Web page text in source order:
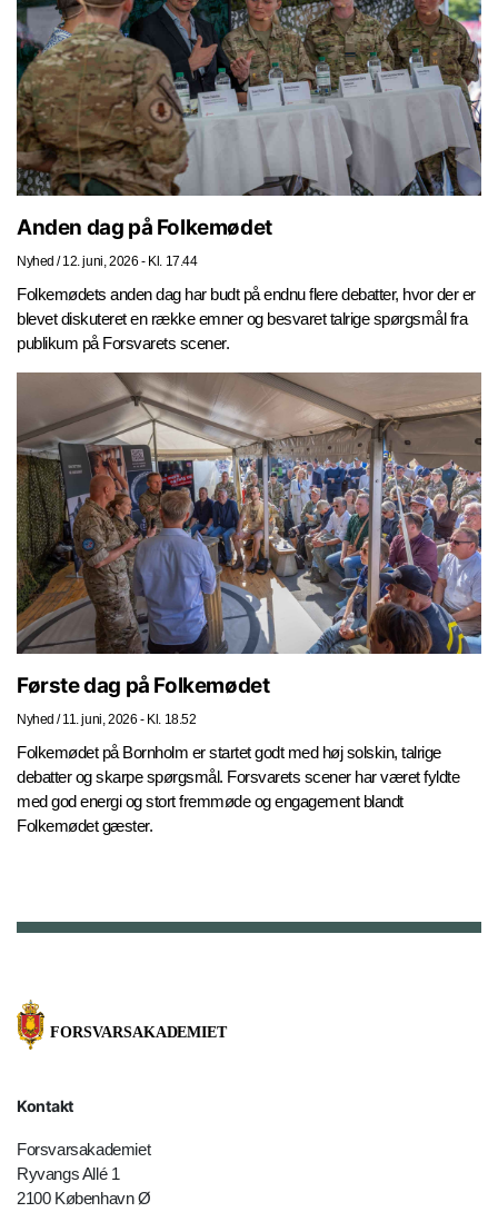
Anden dag på Folkemødet
Nyhed / 12. juni, 2026 - Kl. 17.44
Folkemødets anden dag har budt på endnu flere debatter, hvor der er
blevet diskuteret en række emner og besvaret talrige spørgsmål fra
publikum på Forsvarets scener.
Første dag på Folkemødet
Nyhed / 11. juni, 2026 - Kl. 18.52
Folkemødet på Bornholm er startet godt med høj solskin, talrige
debatter og skarpe spørgsmål. Forsvarets scener har været fyldte
med god energi og stort fremmøde og engagement blandt
Folkemødet gæster.
Kontakt
Forsvarsakademiet
Ryvangs Allé 1
2100 København Ø